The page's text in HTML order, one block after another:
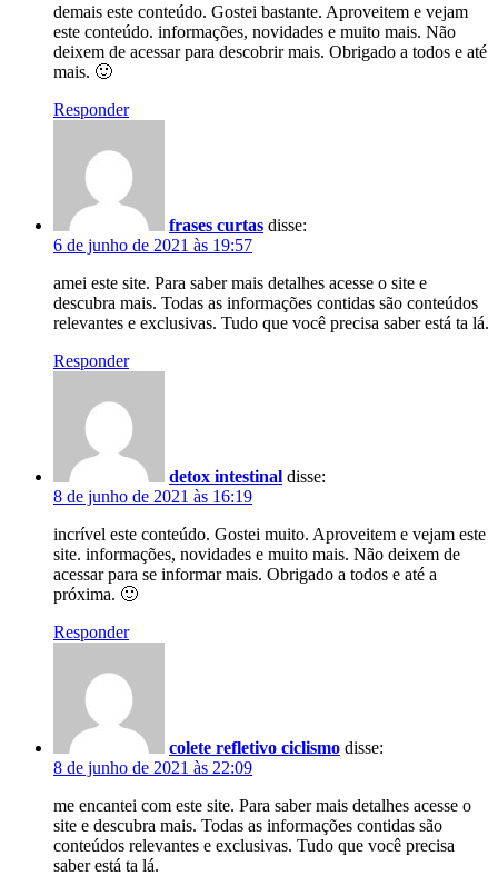
demais este conteúdo. Gostei bastante. Aproveitem e vejam
este conteúdo. informações, novidades e muito mais. Não
deixem de acessar para descobrir mais. Obrigado a todos e até
mais. 🙂
Responder
frases curtas disse:
6 de junho de 2021 às 19:57
amei este site. Para saber mais detalhes acesse o site e
descubra mais. Todas as informações contidas são conteúdos
relevantes e exclusivas. Tudo que você precisa saber está ta lá.
Responder
detox intestinal disse:
8 de junho de 2021 às 16:19
incrível este conteúdo. Gostei muito. Aproveitem e vejam este
site. informações, novidades e muito mais. Não deixem de
acessar para se informar mais. Obrigado a todos e até a
próxima. 🙂
Responder
colete refletivo ciclismo disse:
8 de junho de 2021 às 22:09
me encantei com este site. Para saber mais detalhes acesse o
site e descubra mais. Todas as informações contidas são
conteúdos relevantes e exclusivas. Tudo que você precisa
saber está ta lá.